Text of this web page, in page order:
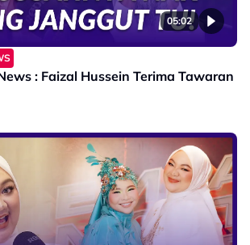
05:02
: Faizal Hussein Terima Tawaran